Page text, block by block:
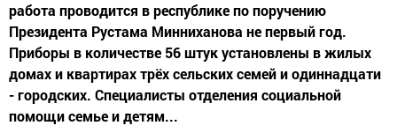
работа проводится в республике по поручению
Президента Рустама Минниханова не первый год.
Приборы в количестве 56 штук установлены в жилых
домах и квартирах трёх сельских семей и одиннадцати
- городских. Специалисты отделения социальной
помощи семье и детям...